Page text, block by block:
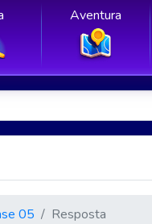
Aventura
05 Resposta